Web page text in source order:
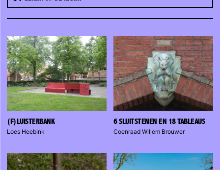
(F)LUISTERBANK
Loes Heebink
6 SLUITSTENEN EN 18 TABLEAUS
Coenraad Willem Brouwer